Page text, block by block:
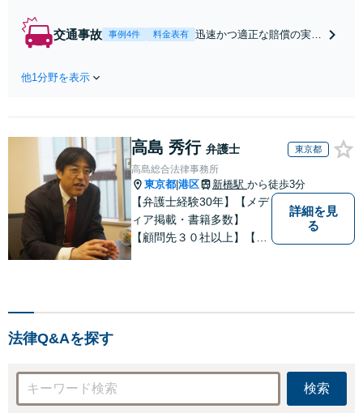
分配を実現します。
交通事故 事例4件 料金表有
迅速かつ適正な賠償の実現
利益の最大化を目指しま
他1分野を表示
高島 秀行 弁護士 東京都
高島総合法律事務所
東京都 港区 新橋駅 から徒歩3分
【弁護士経験30年】【メデ
ィア掲載・書籍多数】
【顧問先３０社以上】【相
詳細を見
る
法律Q&Aを探す
検索